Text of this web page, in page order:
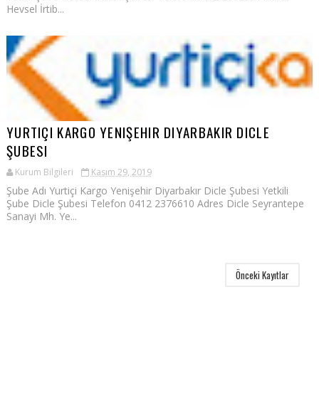
Hevsel İrtib...
YURTIÇI KARGO YENIŞEHIR DIYARBAKIR DICLE
ŞUBESI
Kurum Bilgileri Kasım 29, 2019
Şube Adı Yurtiçi Kargo Yenişehir Diyarbakır Dicle Şubesi Yetkili
Şube Dicle Şubesi Telefon 0412 2376610 Adres Dicle Seyrantepe
Sanayi Mh. Ye...
Önceki Kayıtlar